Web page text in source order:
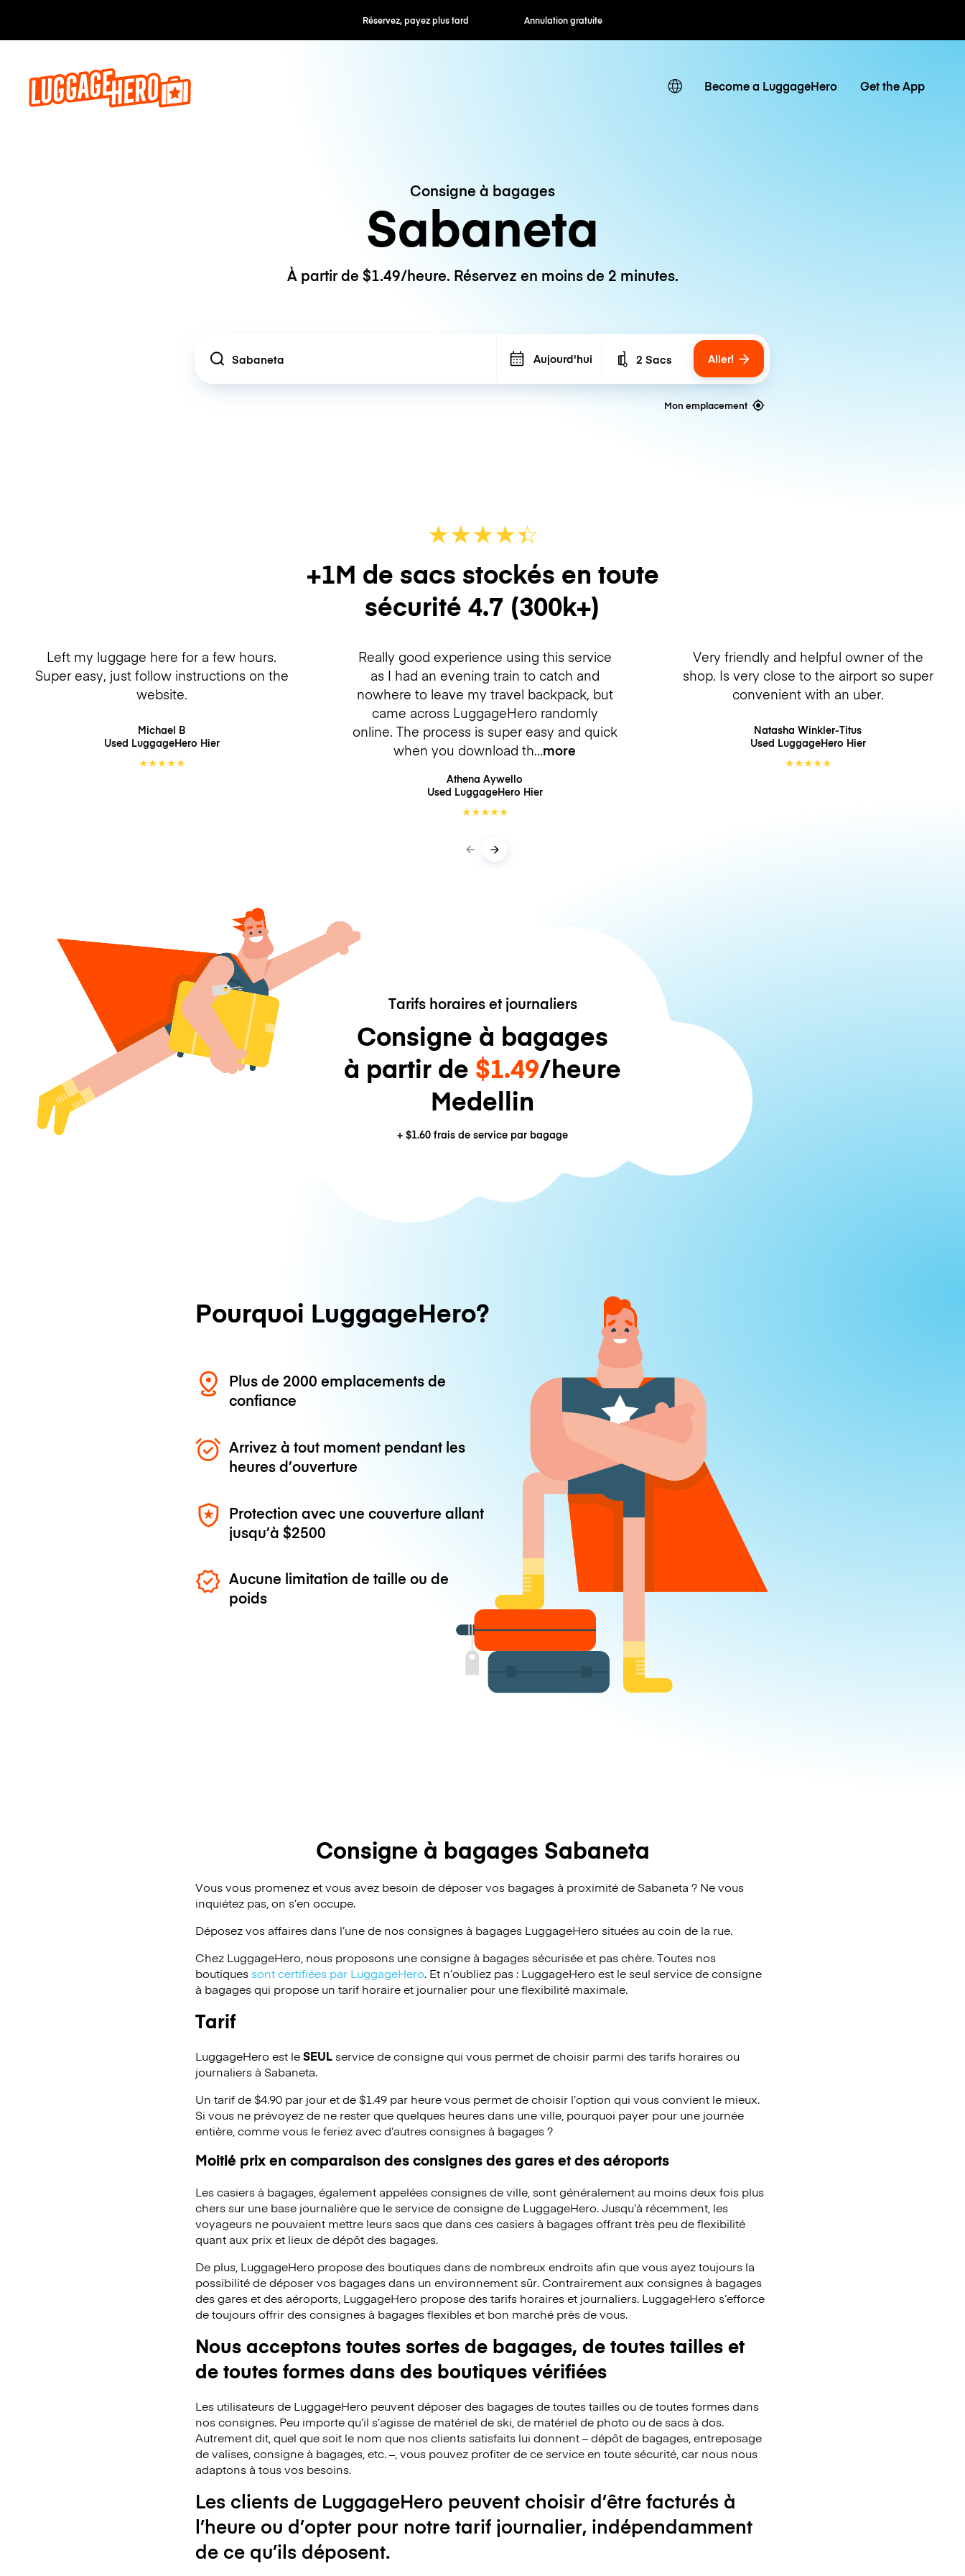
Réservez, payez plus tard Annulation gratuite Tarifs horaires / journaliers
Become a LuggageHero Get the App
Consigne à bagages
Sabaneta
À partir de $1.49/heure. Réservez en moins de 2 minutes.
Location Aujourd'hui Number of bags
2 Sacs Aller!
Mon emplacement
★★★★☆
★
+1M de sacs stockés en toute
sécurité 4.7 (300k+)
Left my luggage here for a few hours.
Super easy, just follow instructions on the
website.
Michael B
Used LuggageHero Hier
★★★★★
Really good experience using this service
as I had an evening train to catch and
nowhere to leave my travel backpack, but
came across LuggageHero randomly
online. The process is super easy and quick
when you download th more
Athena Aywello
Used LuggageHero Hier
★★★★★
Very friendly and helpful owner of the
shop. Is very close to the airport so super
convenient with an uber.
Natasha Winkler-Titus
Used LuggageHero Hier
★★★★★
Tarifs horaires et journaliers
Consigne à bagages
à partir de $1.49/heure
Medellin
+ $1.60 frais de service par bagage
Pourquoi LuggageHero?
Plus de 2000 emplacements de
confiance
Arrivez à tout moment pendant les
heures d’ouverture
Protection avec une couverture allant
jusqu’à$2500
Aucune limitation de taille ou de
poids
Consigne à bagages Sabaneta
Vous vous promenez et vous avez besoin de déposer vos bagages à proximité de Sabaneta ? Ne vous
inquiétez pas, on s’en occupe.
Déposez vos affaires dans l’une de nos consignes à bagages LuggageHero situées au coin de la rue.
Chez LuggageHero, nous proposons une consigne à bagages sécurisée et pas chère. Toutes nos
boutiquessont certifiées par LuggageHero. Et n’oubliez pas : LuggageHero est le seul service de consigne
à bagages qui propose un tarif horaire et journalier pour une flexibilité maximale.
Tarif
LuggageHero est leSEULservice de consigne qui vous permet de choisir parmi des tarifs horaires ou
journaliers à Sabaneta.
Un tarif de $4.90 par jour et de $1.49 par heure vous permet de choisir l’option qui vous convient le mieux.
Si vous ne prévoyez de ne rester que quelques heures dans une ville, pourquoi payer pour une journée
entière, comme vous le feriez avec d’autres consignes à bagages ?
Moitié prix en comparaison des consignes des gares et des aéroports
Les casiers à bagages, également appelées consignes de ville, sont généralement au moins deux fois plus
chers sur une base journalière que le service de consigne de LuggageHero. Jusqu’à récemment, les
voyageurs ne pouvaient mettre leurs sacs que dans ces casiers à bagages offrant très peu de flexibilité
quant aux prix et lieux de dépôt des bagages.
De plus, LuggageHero propose des boutiques dans de nombreux endroits afin que vous ayez toujours la
possibilité de déposer vos bagages dans un environnement sûr. Contrairement aux consignes à bagages
des gares et des aéroports, LuggageHero propose des tarifs horaires et journaliers. LuggageHero s’efforce
de toujours offrir des consignes à bagages flexibles et bon marché près de vous.
Nous acceptons toutes sortes de bagages, de toutes tailles et
de toutes formes dans des boutiques vérifiées
Les utilisateurs de LuggageHero peuvent déposer des bagages de toutes tailles ou de toutes formes dans
nos consignes. Peu importe qu’il s’agisse de matériel de ski, de matériel de photo ou de sacs à dos.
Autrement dit, quel que soit le nom que nos clients satisfaits lui donnent – dépôt de bagages, entreposage
de valises, consigne à bagages, etc. –, vous pouvez profiter de ce service en toute sécurité, car nous nous
adaptons à tous vos besoins.
Les clients de LuggageHero peuvent choisir d’être facturés à
l’heure ou d’opter pour notre tarif journalier, indépendamment
de ce qu’ils déposent.